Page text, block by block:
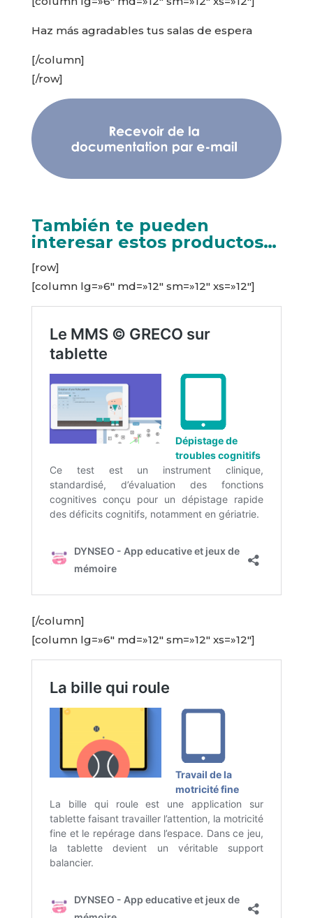
Haz más agradables tus salas de espera
[/column]
[/row]
También te pueden
interesar estos productos…
[row]
[column lg=»6″ md=»12″ sm=»12″ xs=»12″]
[/column]
[column lg=»6″ md=»12″ sm=»12″ xs=»12″]